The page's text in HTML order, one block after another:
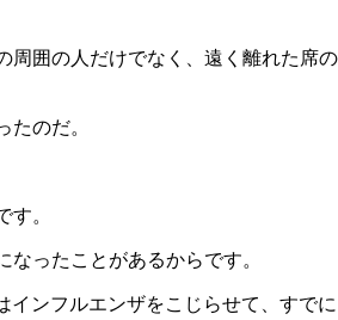
周囲の人だけでなく、遠く離れた席の
のだ。
。
ったことがあるからです。
ンフルエンザをこじらせて、すでに